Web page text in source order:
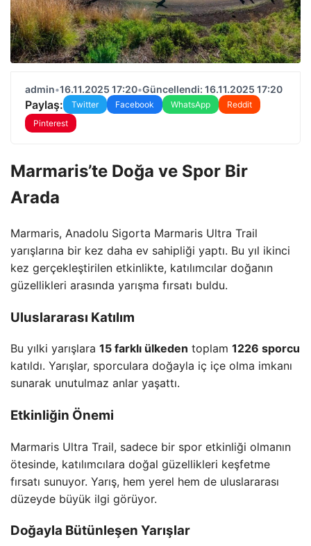
admin•16.11.2025 17:20•Güncellendi: 16.11.2025 17:20
Paylaş: Twitter Facebook WhatsApp
Reddit
Pinterest
Marmaris’te Doğa ve Spor Bir
Arada
Marmaris, Anadolu Sigorta Marmaris Ultra Trail
yarışlarına bir kez daha ev sahipliği yaptı. Bu yıl ikinci
kez gerçekleştirilen etkinlikte, katılımcılar doğanın
güzellikleri arasında yarışma fırsatı buldu.
Uluslararası Katılım
Bu yılki yarışlara 15 farklı ülkeden toplam 1226 sporcu
katıldı. Yarışlar, sporculara doğayla iç içe olma imkanı
sunarak unutulmaz anlar yaşattı.
Etkinliğin Önemi
Marmaris Ultra Trail, sadece bir spor etkinliği olmanın
ötesinde, katılımcılara doğal güzellikleri keşfetme
fırsatı sunuyor. Yarış, hem yerel hem de uluslararası
düzeyde büyük ilgi görüyor.
Doğayla Bütünleşen Yarışlar